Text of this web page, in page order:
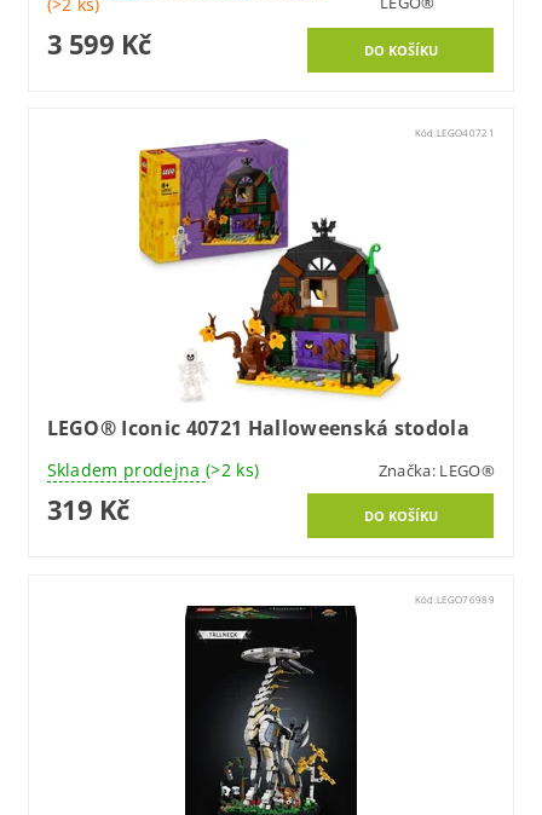
3 599 Kč
Kód:LEGO40721
LEGO® Iconic 40721 Halloweenská stodola
Skladem prodejna (>2 ks) Značka: LEGO®
319 Kč
Kód:LEGO76989